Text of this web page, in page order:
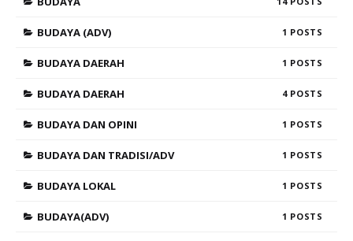
BUDAYA (ADV) 1
BUDAYA DAERAH 1
BUDAYA DAERAH 4
BUDAYA DAN OPINI 1
BUDAYA DAN TRADISI/ADV 1
BUDAYA LOKAL 1
BUDAYA(ADV) 1